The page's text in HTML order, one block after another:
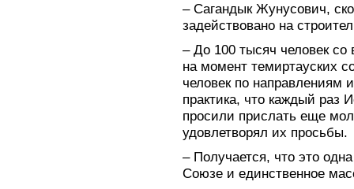
– Сагандык Жунусович,
задействовано на
– До 100 тысяч человек со
на момент темиртауских
человек по направлениям
практика, что каждый раз
просили прислать еще
удовлетворял их просьбы.
– Получается, что это
Союзе и единственное